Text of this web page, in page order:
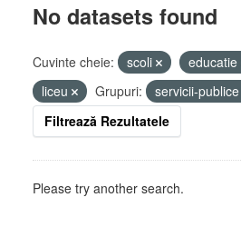
No datasets found
Cuvinte cheie: scoli educatie
liceu
Grupuri:
servicii-publice
Filtrează Rezultatele
Please try another search.